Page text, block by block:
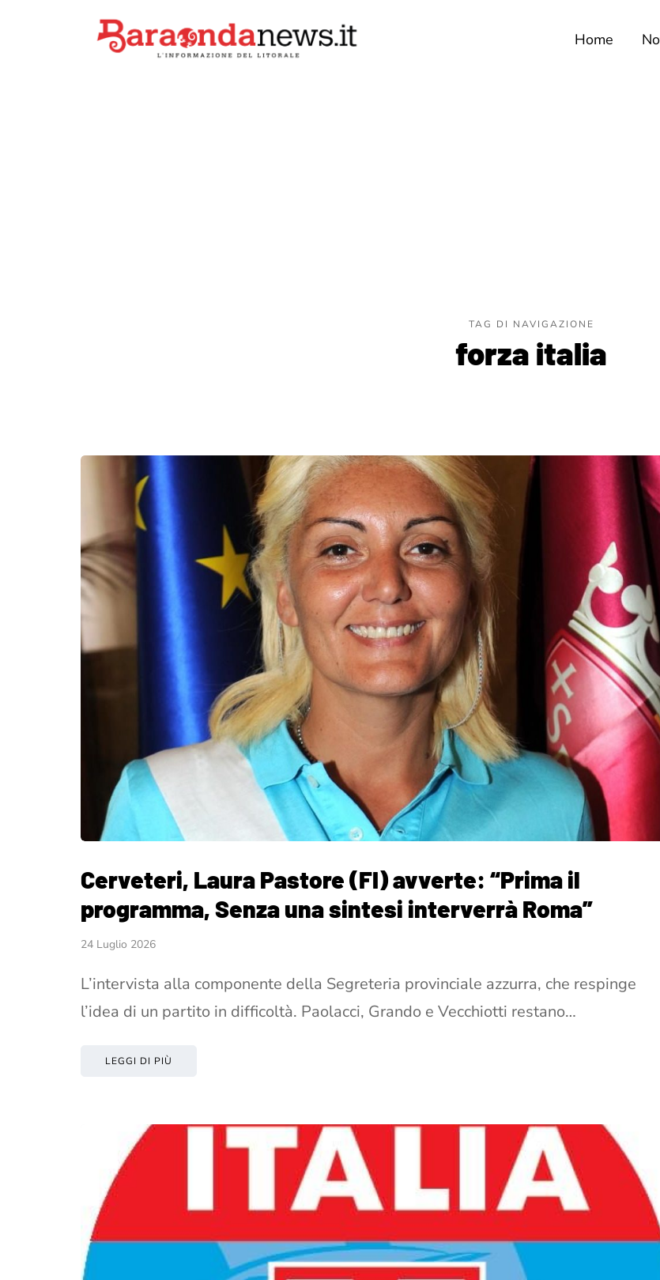
Home
TAG DI NAVIGAZIONE
forza italia
Cerveteri, Laura Pastore (FI) avverte: “Prima il
programma, Senza una sintesi interverrà Roma”
24 Luglio 2026
L’intervista alla componente della Segreteria provinciale azzurra, che respinge
l’idea di un partito in difficoltà. Paolacci, Grando e Vecchiotti restano…
LEGGI DI PIÙ